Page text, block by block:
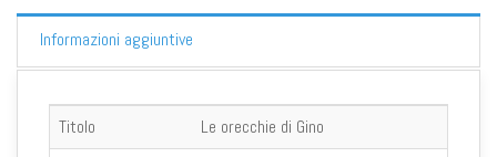
Informazioni aggiuntive
Titolo
Le orecchie di Gino